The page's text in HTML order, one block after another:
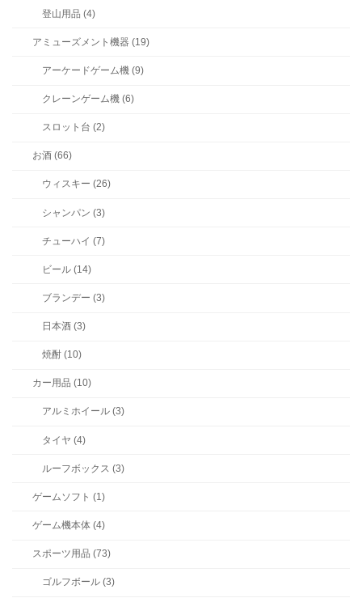
登山用品 (4)
アミューズメント機器 (19)
アーケードゲーム機 (9)
クレーンゲーム機 (6)
スロット台 (2)
お酒 (66)
ウィスキー (26)
シャンパン (3)
チューハイ (7)
ビール (14)
ブランデー (3)
日本酒 (3)
焼酎 (10)
カー用品 (10)
アルミホイール (3)
タイヤ (4)
ルーフボックス (3)
ゲームソフト (1)
ゲーム機本体 (4)
スポーツ用品 (73)
ゴルフボール (3)